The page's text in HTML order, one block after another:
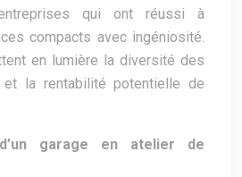
qui ont réussi à
compacts avec ingéniosité.
en lumière la diversité des
la rentabilité potentielle de
garage en atelier de